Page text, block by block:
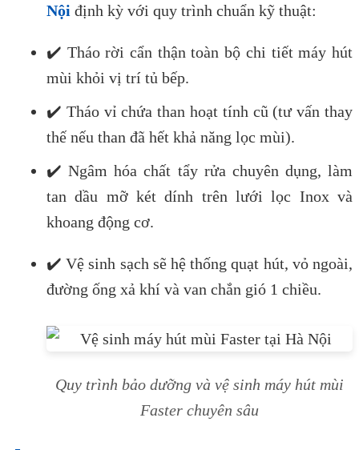
Nội định kỳ với quy trình chuẩn kỹ thuật:
✔️ Tháo rời cẩn thận toàn bộ chi tiết máy hút
mùi khỏi vị trí tủ bếp.
✔️ Tháo vỉ chứa than hoạt tính cũ (tư vấn thay
thế nếu than đã hết khả năng lọc mùi).
✔️ Ngâm hóa chất tẩy rửa chuyên dụng, làm
tan dầu mỡ két dính trên lưới lọc Inox và
khoang động cơ.
✔️ Vệ sinh sạch sẽ hệ thống quạt hút, vỏ ngoài,
đường ống xả khí và van chắn gió 1 chiều.
Quy trình bảo dưỡng và vệ sinh máy hút mùi
Faster chuyên sâu